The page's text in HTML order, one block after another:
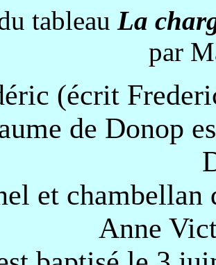
tableau La
par
(écrit
de Donop
et chambellan
Anne